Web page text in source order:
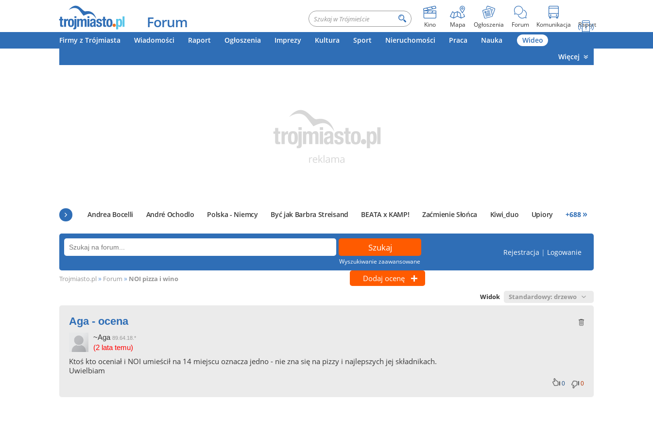
Forum Kino Mapa Ogłoszenia Forum Komunikacja Raport
Firmy z Trójmiasta Wiadomości Raport Ogłoszenia Imprezy Kultura Sport Nieruchomości Praca Nauka
Wideo
Więcej
Andrea Bocelli André Ochodlo Polska - Niemcy Być jak Barbra Streisand BEATA x KAMP! Zaćmienie Słońca Kiwi_duo Upiory +688 »
Wyszukiwanie zaawansowane
Rejestracja | Logowanie
Trojmiasto.pl » Forum » NOI pizza i wino Dodaj ocenę
Widok
Aga - ocena
~Aga 89.64.18.*
(2 lata temu)
Ktoś kto oceniał i NOI umieścił na 14 miejscu oznacza jedno - nie zna się na pizzy i najlepszych jej składnikach.
Uwielbiam
0 0